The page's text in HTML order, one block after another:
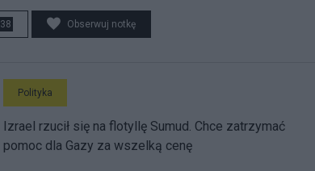
38 Obserwuj notkę
Polityka
Izrael rzucił się na flotyllę Sumud. Chce zatrzymać
pomoc dla Gazy za wszelką cenę